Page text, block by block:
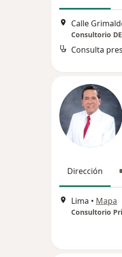
Consultorio
Consulta
Dirección
Lima • Mapa
Consultorio